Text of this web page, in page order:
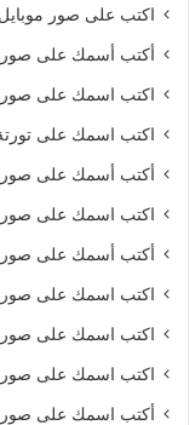
اكتب على صور موبايل
أكتب أسمك على صور
اكتب اسمك على
اكتب اسمك على تورتة
أكتب أسمك على صور
اكتب اسمك على
أكتب أسمك على صور
اكتب اسمك على صور
اكتب اسمك على صور
اكتب اسمك على صور
أكتب اسمك على صور